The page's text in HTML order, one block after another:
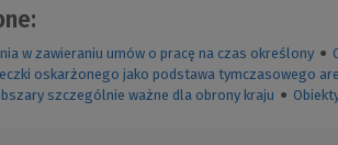
w zawieraniu umów o pracę na czas określony ●
oskarżonego jako podstawa tymczasowego
szczególnie ważne dla obrony kraju ●